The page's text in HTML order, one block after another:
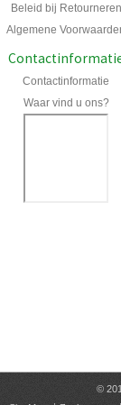
Beleid bij Retourneren
Algemene
Contactinformatie
Waar vind u ons?
©